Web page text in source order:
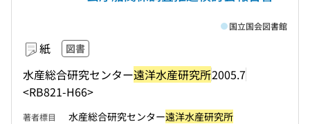
紙 図書
水産総合研究センター遠洋水産研究所2005.7
<RB821-H66>
国立国会図書館
著者標目 水産総合研究センター遠洋水産研究所